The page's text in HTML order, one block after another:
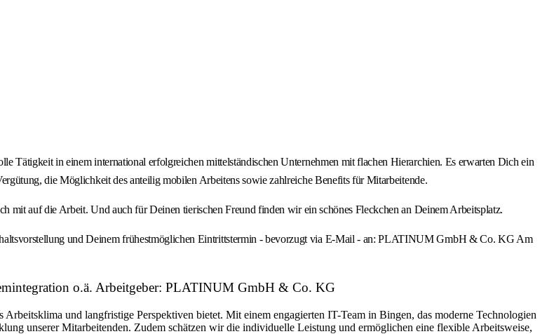
Tätigkeit in einem international erfolgreichen mittelständischen Unternehmen mit flachen Hierarchien. Es erwarten Dich ein
die Möglichkeit des anteilig mobilen Arbeitens sowie zahlreiche Benefits für Mitarbeitende.
mit auf die Arbeit. Und auch für Deinen tierischen Freund finden wir ein schönes Fleckchen an Deinem Arbeitsplatz.
und Deinem frühestmöglichen Eintrittstermin - bevorzugt via E-Mail - an: PLATINUM GmbH & Co. KG Am
o.ä. Arbeitgeber: PLATINUM GmbH & Co. KG
und langfristige Perspektiven bietet. Mit einem engagierten IT-Team in Bingen, das moderne Technologien
unserer Mitarbeitenden. Zudem schätzen wir die individuelle Leistung und ermöglichen eine flexible Arbeitsweise,